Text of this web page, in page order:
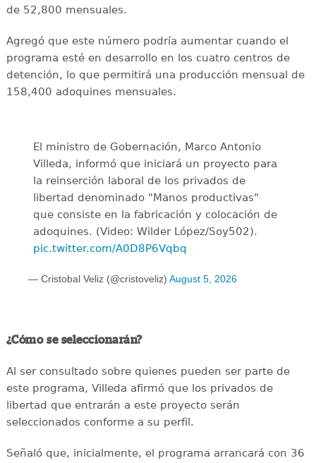
de 52,800 mensuales.
Agregó que este número podría aumentar cuando el
programa esté en desarrollo en los cuatro centros de
detención, lo que permitirá una producción mensual de
158,400 adoquines mensuales.
El ministro de Gobernación, Marco Antonio
Villeda, informó que iniciará un proyecto para
la reinserción laboral de los privados de
libertad denominado "Manos productivas"
que consiste en la fabricación y colocación de
adoquines. (Video: Wilder López/Soy502).
pic.twitter.com/A0D8P6Vqbq
— Cristobal Veliz (@cristoveliz) August 5, 2026
¿Cómo se seleccionarán?
Al ser consultado sobre quienes pueden ser parte de
este programa, Villeda afirmó que los privados de
libertad que entrarán a este proyecto serán
seleccionados conforme a su perfil.
Señaló que, inicialmente, el programa arrancará con 36